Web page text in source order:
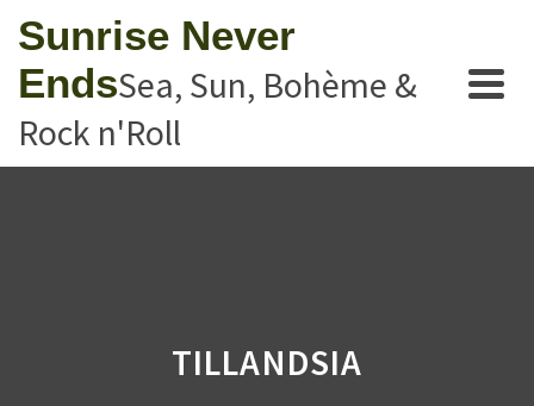
Sunrise Never
EndsSea, Sun, Bohème &
Rock n'Roll
TILLANDSIA